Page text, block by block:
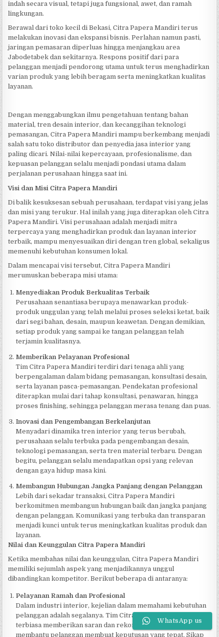
indah secara visual, tetapi juga fungsional, awet, dan ramah
lingkungan.
Berawal dari toko kecil di Bekasi, Citra Papera Mandiri terus
melakukan inovasi dan ekspansi bisnis. Perlahan namun pasti,
jaringan pemasaran diperluas hingga menjangkau area
Jabodetabek dan sekitarnya. Respons positif dari para
pelanggan menjadi pendorong utama untuk terus menghadirkan
varian produk yang lebih beragam serta meningkatkan kualitas
layanan.
Dengan menggabungkan ilmu pengetahuan tentang bahan
material, tren desain interior, dan kecanggihan teknologi
pemasangan, Citra Papera Mandiri mampu berkembang menjadi
salah satu toko distributor dan penyedia jasa interior yang
paling dicari. Nilai-nilai kepercayaan, profesionalisme, dan
kepuasan pelanggan selalu menjadi pondasi utama dalam
perjalanan perusahaan hingga saat ini.
Visi dan Misi Citra Papera Mandiri
Di balik kesuksesan sebuah perusahaan, terdapat visi yang jelas
dan misi yang terukur. Hal inilah yang juga diterapkan oleh Citra
Papera Mandiri. Visi perusahaan adalah menjadi mitra
terpercaya yang menghadirkan produk dan layanan interior
terbaik, mampu menyesuaikan diri dengan tren global, sekaligus
memenuhi kebutuhan konsumen lokal.
Dalam mencapai visi tersebut, Citra Papera Mandiri
merumuskan beberapa misi utama:
Menyediakan Produk Berkualitas Terbaik
Perusahaan senantiasa berupaya menawarkan produk-
produk unggulan yang telah melalui proses seleksi ketat, baik
dari segi bahan, desain, maupun keawetan. Dengan demikian,
setiap produk yang sampai ke tangan pelanggan telah
terjamin kualitasnya.
Memberikan Pelayanan Profesional
Tim Citra Papera Mandiri terdiri dari tenaga ahli yang
berpengalaman dalam bidang pemasangan, konsultasi desain,
serta layanan pasca-pemasangan. Pendekatan profesional
diterapkan mulai dari tahap konsultasi, penawaran, hingga
proses finishing, sehingga pelanggan merasa tenang dan puas.
Inovasi dan Pengembangan Berkelanjutan
Menyadari dinamika tren interior yang terus berubah,
perusahaan selalu terbuka pada pengembangan desain,
teknologi pemasangan, serta tren material terbaru. Dengan
begitu, pelanggan selalu mendapatkan opsi yang relevan
dengan gaya hidup masa kini.
Membangun Hubungan Jangka Panjang dengan Pelanggan
Lebih dari sekadar transaksi, Citra Papera Mandiri
berkomitmen membangun hubungan baik dan jangka panjang
dengan pelanggan. Komunikasi yang terbuka dan transparan
menjadi kunci untuk terus meningkatkan kualitas produk dan
layanan.
Nilai dan Keunggulan Citra Papera Mandiri
Ketika membahas nilai dan keunggulan, Citra Papera Mandiri
memiliki sejumlah aspek yang menjadikannya unggul
dibandingkan kompetitor. Berikut beberapa di antaranya:
Pelayanan Ramah dan Profesional
Dalam industri interior, kejelian dalam memahami kebutuhan
pelanggan adalah segalanya. Tim Citra Papera Mandiri
terbiasa memberikan saran dan rekomendasi terbaik untuk
membantu pelanggan membuat keputusan yang tepat. Sikap
WhatsApp us